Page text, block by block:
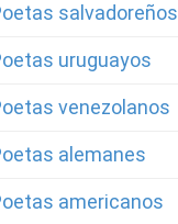
salvadoreños
uruguayos
venezolanos
alemanes
americanos